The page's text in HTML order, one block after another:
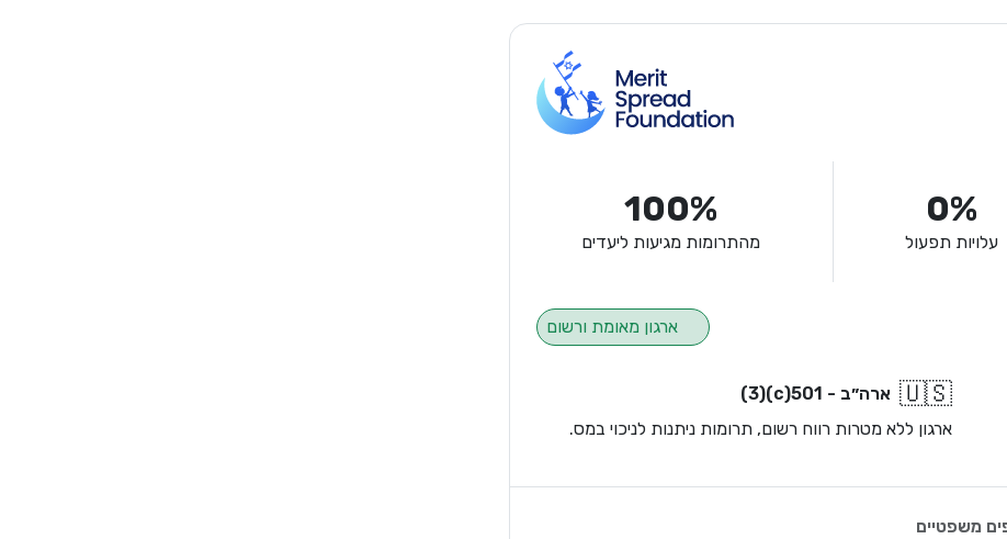
0%
עלויות תפעול
100%
מהתרומות מגיעות ליעדים
ארגון מאומת ורשום
🇺🇸 ארה״ב - 501(c)(3)
ארגון ללא מטרות רווח רשום, תרומות ניתנות לניכוי במס.
משפטיים